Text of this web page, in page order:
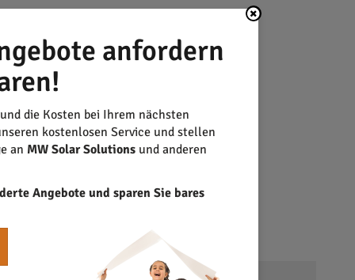
anfordern
die Kosten bei Ihrem nächsten
kostenlosen Service und stellen
an MW Solar Solutions und anderen
Angebote und sparen Sie bares